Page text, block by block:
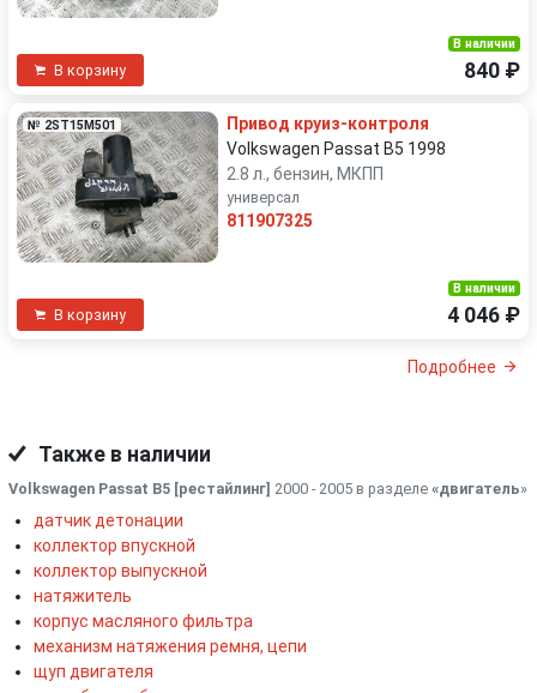
В корзину
В наличии
840 ₽
№ 2ST15M501
Привод круиз-контроля
Volkswagen Passat B5 1998
2.8 л., бензин, МКПП
универсал
811907325
В корзину
В наличии
4 046 ₽
Подробнее
Также в наличии
Volkswagen Passat B5 [рестайлинг] 2000 - 2005 в разделе «двигатель»
датчик детонации
коллектор впускной
коллектор выпускной
натяжитель
корпус масляного фильтра
механизм натяжения ремня, цепи
щуп двигателя